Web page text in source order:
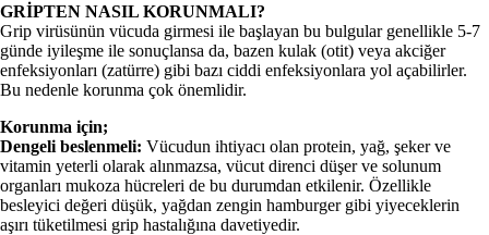
GRİPTEN NASIL KORUNMALI?
Grip virüsünün vücuda girmesi ile başlayan bu bulgular genellikle 5-7
günde iyileşme ile sonuçlansa da, bazen kulak (otit) veya akciğer
enfeksiyonları (zatürre) gibi bazı ciddi enfeksiyonlara yol açabilirler.
Bu nedenle korunma çok önemlidir.
Korunma için;
Dengeli beslenmeli: Vücudun ihtiyacı olan protein, yağ, şeker ve
vitamin yeterli olarak alınmazsa, vücut direnci düşer ve solunum
organları mukoza hücreleri de bu durumdan etkilenir. Özellikle
besleyici değeri düşük, yağdan zengin hamburger gibi yiyeceklerin
aşırı tüketilmesi grip hastalığına davetiyedir.